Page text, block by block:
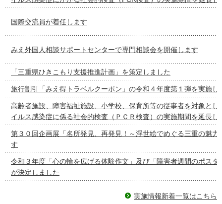
国際交流員が着任します
みえ外国人相談サポートセンターで専門相談会を開催します
「三重県ひきこもり支援推進計画」を策定しました
旅行割引「みえ得トラベルクーポン」の令和４年度第１弾を実施し
高齢者施設、障害福祉施設、小学校、保育所等の従事者を対象とし
イルス感染症に係る社会的検査（ＰＣＲ検査）の実施期間を延長し
第３０回企画展「名所発見、再発見！～浮世絵でめぐる三重の魅力
す
令和３年度「心の輪を広げる体験作文」及び「障害者週間のポスタ
が決定しました
実施情報新着一覧はこちら